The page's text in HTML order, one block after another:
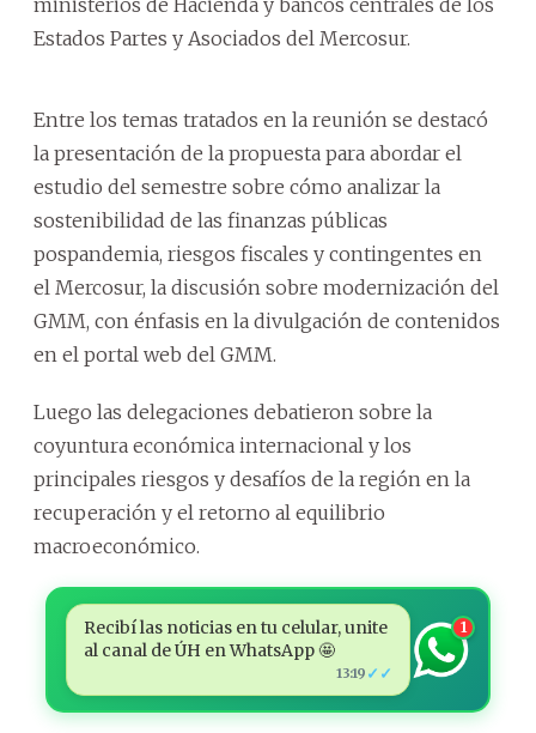
ministerios de Hacienda y bancos centrales de los
Estados Partes y Asociados del Mercosur.
Entre los temas tratados en la reunión se destacó
la presentación de la propuesta para abordar el
estudio del semestre sobre cómo analizar la
sostenibilidad de las finanzas públicas
pospandemia, riesgos fiscales y contingentes en
el Mercosur, la discusión sobre modernización del
GMM, con énfasis en la divulgación de contenidos
en el portal web del GMM.
Luego las delegaciones debatieron sobre la
coyuntura económica internacional y los
principales riesgos y desafíos de la región en la
recuperación y el retorno al equilibrio
macroeconómico.
Recibí las noticias en tu celular, unite
al canal de ÚH en WhatsApp 🤩
13:19 ✓✓
1